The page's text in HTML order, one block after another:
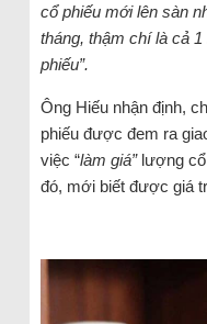
cổ phiếu mới lên sàn
tháng, thậm chí là cả
phiếu”.
Ông Hiếu nhận định,
phiếu được đem ra
việc “làm giá”lượng cổ
đó, mới biết được giá